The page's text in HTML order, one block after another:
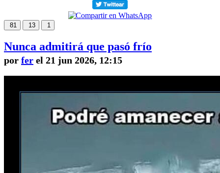
81 13 1
Nunca admitirá que pasó frío
por fer el 21 jun 2026, 12:15